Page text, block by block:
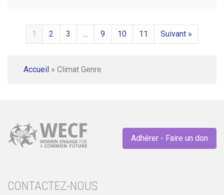
1 2 3 … 9 10 11 Suivant »
Accueil » Climat Genre
Adhérer - Faire un don
CONTACTEZ-NOUS